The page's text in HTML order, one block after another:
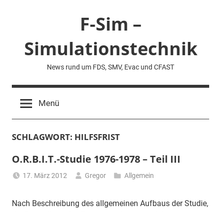
F-Sim –
Simulationstechnik
News rund um FDS, SMV, Evac und CFAST
Menü
SCHLAGWORT: HILFSFRIST
O.R.B.I.T.-Studie 1976-1978 – Teil III
17. März 2012 Gregor Allgemein
Nach Beschreibung des allgemeinen Aufbaus der Studie,